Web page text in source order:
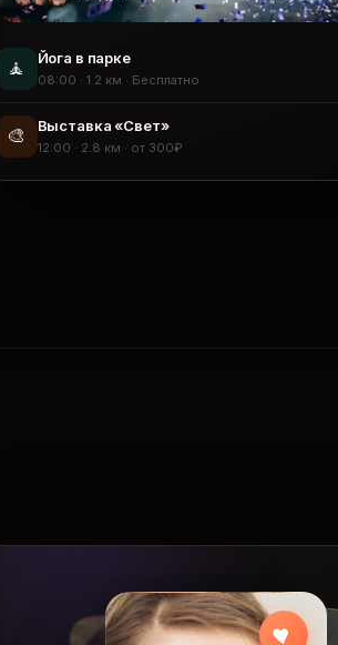
🧘 Йога в парке
08:00 · 1.2 км · Бесплатно
🎨 Выставка «Свет»
12:00 · 2.8 км · от 300₽